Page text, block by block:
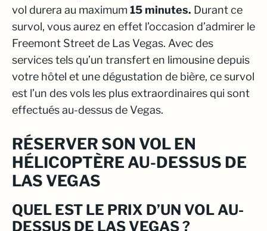
vol durera au maximum 15 minutes. Durant ce
survol, vous aurez en effet l’occasion d’admirer le
Freemont Streetde Las Vegas. Avec des
services tels qu’un transfert en limousine depuis
votre hôtel et une dégustation de bière, ce survol
est l’un des vols les plus extraordinaires qui sont
effectués au-dessus de Vegas.
RÉSERVER SON VOL EN
HÉLICOPTÈRE AU-DESSUS DE
LAS VEGAS
QUEL EST LE PRIX D’UN VOL AU-
DESSUS DE LAS VEGAS ?